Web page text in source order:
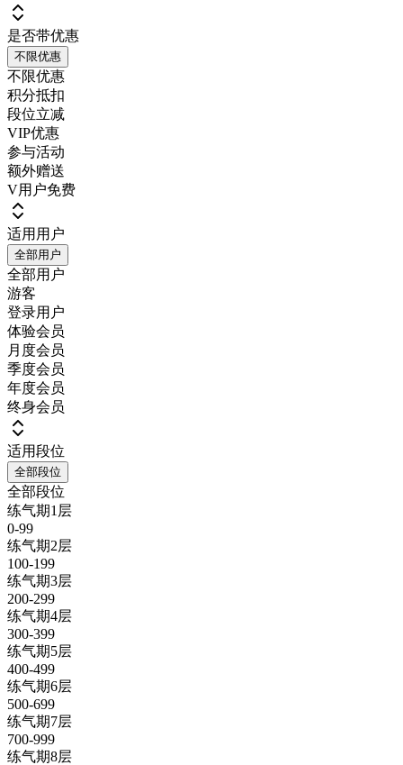
是否带优惠
不限优惠
不限优惠
积分抵扣
段位立减
VIP优惠
参与活动
额外赠送
V用户免费
适用用户
全部用户
全部用户
游客
登录用户
体验会员
月度会员
季度会员
年度会员
终身会员
适用段位
全部段位
全部段位
练气期1层
0-99
练气期2层
100-199
练气期3层
200-299
练气期4层
300-399
练气期5层
400-499
练气期6层
500-699
练气期7层
700-999
练气期8层